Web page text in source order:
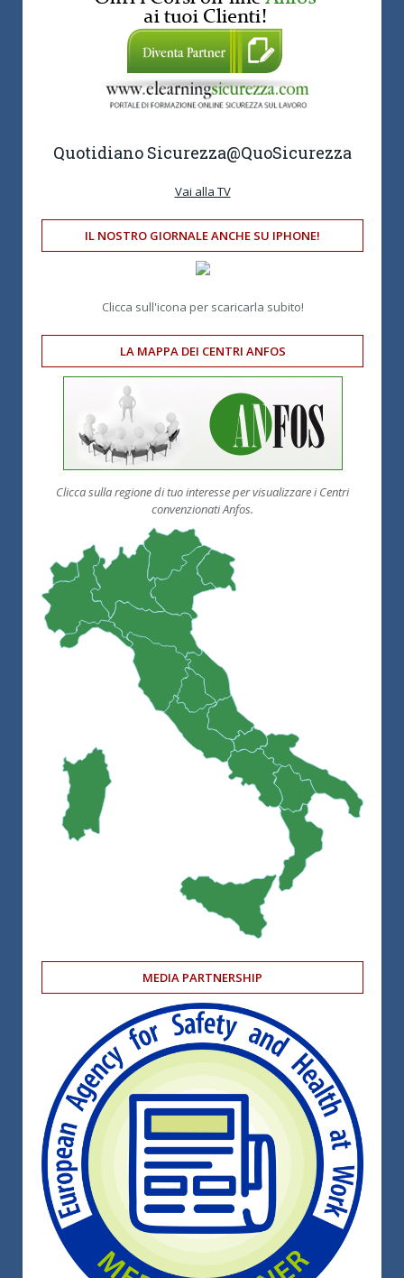
Quotidiano Sicurezza@QuoSicurezza
Vai alla TV
IL NOSTRO GIORNALE ANCHE SU IPHONE!
Clicca sull'icona per scaricarla subito!
LA MAPPA DEI CENTRI ANFOS
Clicca sulla regione di tuo interesse per visualizzare i Centri
convenzionati Anfos.
MEDIA PARTNERSHIP